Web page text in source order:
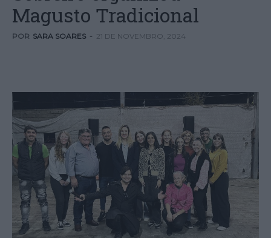
Magusto Tradicional
POR SARA SOARES - 21 DE NOVEMBRO, 2024